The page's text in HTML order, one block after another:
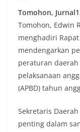
Tomohon,
Tomohon, Edwin
menghadiri
mendengarkan
peraturan
pelaksanaan
(APBD) tahun
Sekretaris
penting dalam